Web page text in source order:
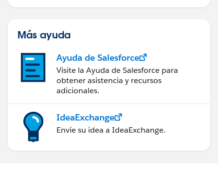
Más ayuda
Ayuda de Salesforce
Visite la Ayuda de Salesforce para
obtener asistencia y recursos
adicionales.
IdeaExchange
Envíe su idea a IdeaExchange.